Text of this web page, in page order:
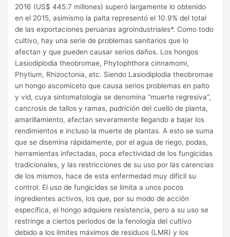
2016 (US$ 445.7 millones) superó largamente lo obtenido
en el 2015, asimismo la palta representó el 10.9% del total
de las exportaciones peruanas agroindustriales*. Como todo
cultivo, hay una serie de problemas sanitarios que lo
afectan y que pueden causar serios daños. Los hongos
Lasiodiplodia theobromae, Phytophthora cinnamomi,
Phytium, Rhizoctonia, etc. Siendo Lasiodiplodia theobromae
un hongo ascomiceto que causa serios problemas en palto
y vid, cuya sintomatología se denomina “muerte regresiva”,
cancrosis de tallos y ramas, pudrición del cuello de planta,
amarillamiento, afectan severamente llegando a bajar los
rendimientos e incluso la muerte de plantas. A esto se suma
que se disemina rápidamente, por el agua de riego, podas,
herramientas infectadas, poca efectividad de los fungicidas
tradicionales, y las restricciones de su uso por las carencias
de los mismos, hace de esta enfermedad muy difícil su
control. El uso de fungicidas se limita a unos pocos
ingredientes activos, los que, por su modo de acción
específica, el hongo adquiere resistencia, pero a su uso se
restringe a ciertos periodos de la fenología del cultivo
debido a los límites máximos de residuos (LMR) y los